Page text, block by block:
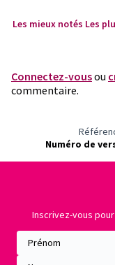
Les mieux notés Les
Connectez-vousou
commentaire.
Numéro de
Inscrivez-vous